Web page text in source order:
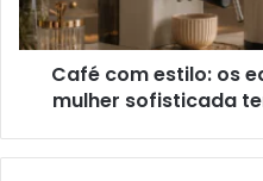
Café com estilo: os
mulher sofisticada